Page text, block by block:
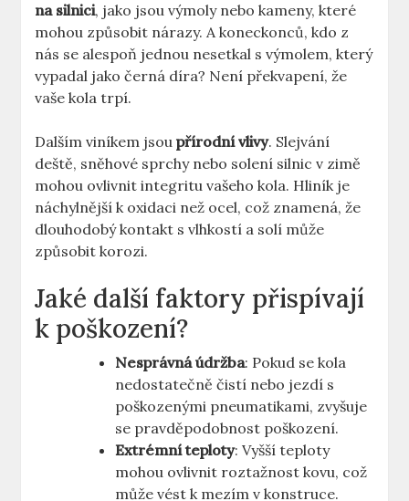
na silnici, jako jsou výmoly nebo kameny, které
mohou způsobit nárazy. A koneckonců, kdo z
nás se alespoň jednou nesetkal s výmolem, který
vypadal jako černá díra? Není překvapení, že
vaše kola trpí.
Dalším viníkem jsoupřírodní vlivy. Slejvání
deště, sněhové sprchy nebo solení silnic v zimě
mohou ovlivnit integritu vašeho kola. Hliník je
náchylnější k oxidaci než ocel, což znamená, že
dlouhodobý kontakt s vlhkostí a solí může
způsobit korozi.
Jaké další faktory přispívají
k poškození?
Nesprávná údržba: Pokud se kola
nedostatečně čistí nebo jezdí s
poškozenými pneumatikami, zvyšuje
se pravděpodobnost poškození.
Extrémní teploty: Vyšší teploty
mohou ovlivnit roztažnost kovu, což
může vést k mezím v konstruce.